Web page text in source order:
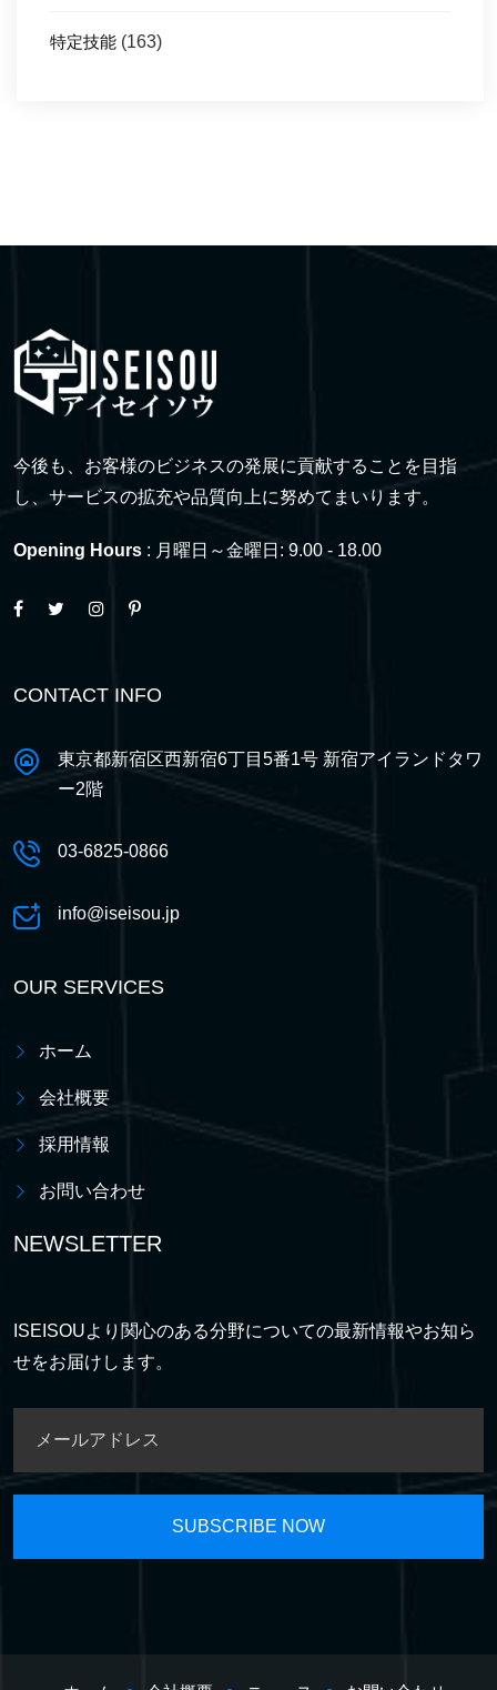
特定技能 (163)
今後も、お客様のビジネスの発展に貢献することを目指
し、サービスの拡充や品質向上に努めてまいります。
Opening Hours : 月曜日～金曜日: 9.00 - 18.00
CONTACT INFO
東京都新宿区西新宿6丁目5番1号 新宿アイランドタワ
ー2階
03-6825-0866
info@iseisou.jp
OUR SERVICES
ホーム
会社概要
採用情報
お問い合わせ
NEWSLETTER
ISEISOUより関心のある分野についての最新情報やお知ら
せをお届けします。